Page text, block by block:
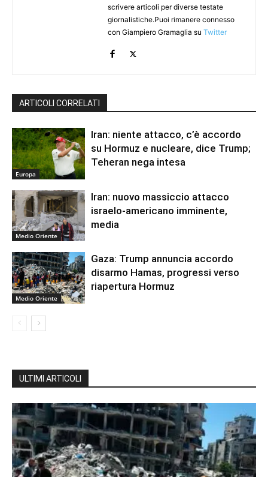
scrivere articoli per diverse testate
giornalistiche.Puoi rimanere connesso
con Giampiero Gramaglia su Twitter
ARTICOLI CORRELATI
Europa
Iran: niente attacco, c’è accordo
su Hormuz e nucleare, dice Trump;
Teheran nega intesa
Medio Oriente
Iran: nuovo massiccio attacco
israelo-americano imminente,
media
Medio Oriente
Gaza: Trump annuncia accordo
disarmo Hamas, progressi verso
riapertura Hormuz
ULTIMI ARTICOLI